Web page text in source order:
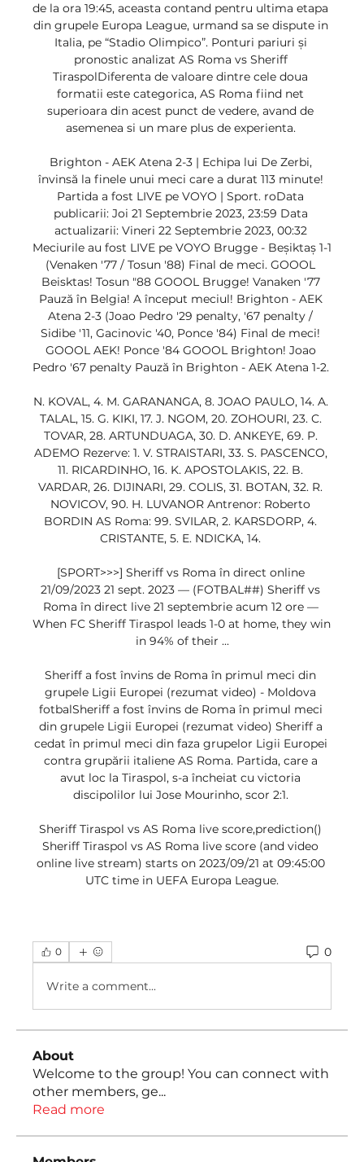
de la ora 19:45, aceasta contand pentru ultima etapa
din grupele Europa League, urmand sa se dispute in
Italia, pe “Stadio Olimpico”. Ponturi pariuri și
pronostic analizat AS Roma vs Sheriff
TiraspolDiferenta de valoare dintre cele doua
formatii este categorica, AS Roma fiind net
superioara din acest punct de vedere, avand de
asemenea si un mare plus de experienta.
Brighton - AEK Atena 2-3 | Echipa lui De Zerbi,
învinsă la finele unui meci care a durat 113 minute!
Partida a fost LIVE pe VOYO | Sport. roData
publicarii: Joi 21 Septembrie 2023, 23:59 Data
actualizarii: Vineri 22 Septembrie 2023, 00:32
Meciurile au fost LIVE pe VOYO Brugge - Beșiktaș 1-1
(Venaken '77 / Tosun '88) Final de meci. GOOOL
Beisktas! Tosun "88 GOOOL Brugge! Vanaken '77
Pauză în Belgia! A început meciul! Brighton - AEK
Atena 2-3 (Joao Pedro '29 penalty, '67 penalty /
Sidibe '11, Gacinovic '40, Ponce '84) Final de meci!
GOOOL AEK! Ponce '84 GOOOL Brighton! Joao
Pedro '67 penalty Pauză în Brighton - AEK Atena 1-2.
N. KOVAL, 4. M. GARANANGA, 8. JOAO PAULO, 14. A.
TALAL, 15. G. KIKI, 17. J. NGOM, 20. ZOHOURI, 23. C.
TOVAR, 28. ARTUNDUAGA, 30. D. ANKEYE, 69. P.
ADEMO Rezerve: 1. V. STRAISTARI, 33. S. PASCENCO,
11. RICARDINHO, 16. K. APOSTOLAKIS, 22. B.
VARDAR, 26. DIJINARI, 29. COLIS, 31. BOTAN, 32. R.
NOVICOV, 90. H. LUVANOR Antrenor: Roberto
BORDIN AS Roma: 99. SVILAR, 2. KARSDORP, 4.
CRISTANTE, 5. E. NDICKA, 14.
[SPORT>>>] Sheriff vs Roma în direct online
21/09/2023 21 sept. 2023 — (FOTBAL##) Sheriff vs
Roma în direct live 21 septembrie acum 12 ore —
When FC Sheriff Tiraspol leads 1-0 at home, they win
in 94% of their ...
Sheriff a fost învins de Roma în primul meci din
grupele Ligii Europei (rezumat video) - Moldova
fotbalSheriff a fost învins de Roma în primul meci
din grupele Ligii Europei (rezumat video) Sheriff a
cedat în primul meci din faza grupelor Ligii Europei
contra grupării italiene AS Roma. Partida, care a
avut loc la Tiraspol, s-a încheiat cu victoria
discipolilor lui Jose Mourinho, scor 2:1.
Sheriff Tiraspol vs AS Roma live score,prediction()
Sheriff Tiraspol vs AS Roma live score (and video
online live stream) starts on 2023/09/21 at 09:45:00
UTC time in UEFA Europa League.
0 0
Write a comment...
About
Welcome to the group! You can connect with
other members, ge...
Read more